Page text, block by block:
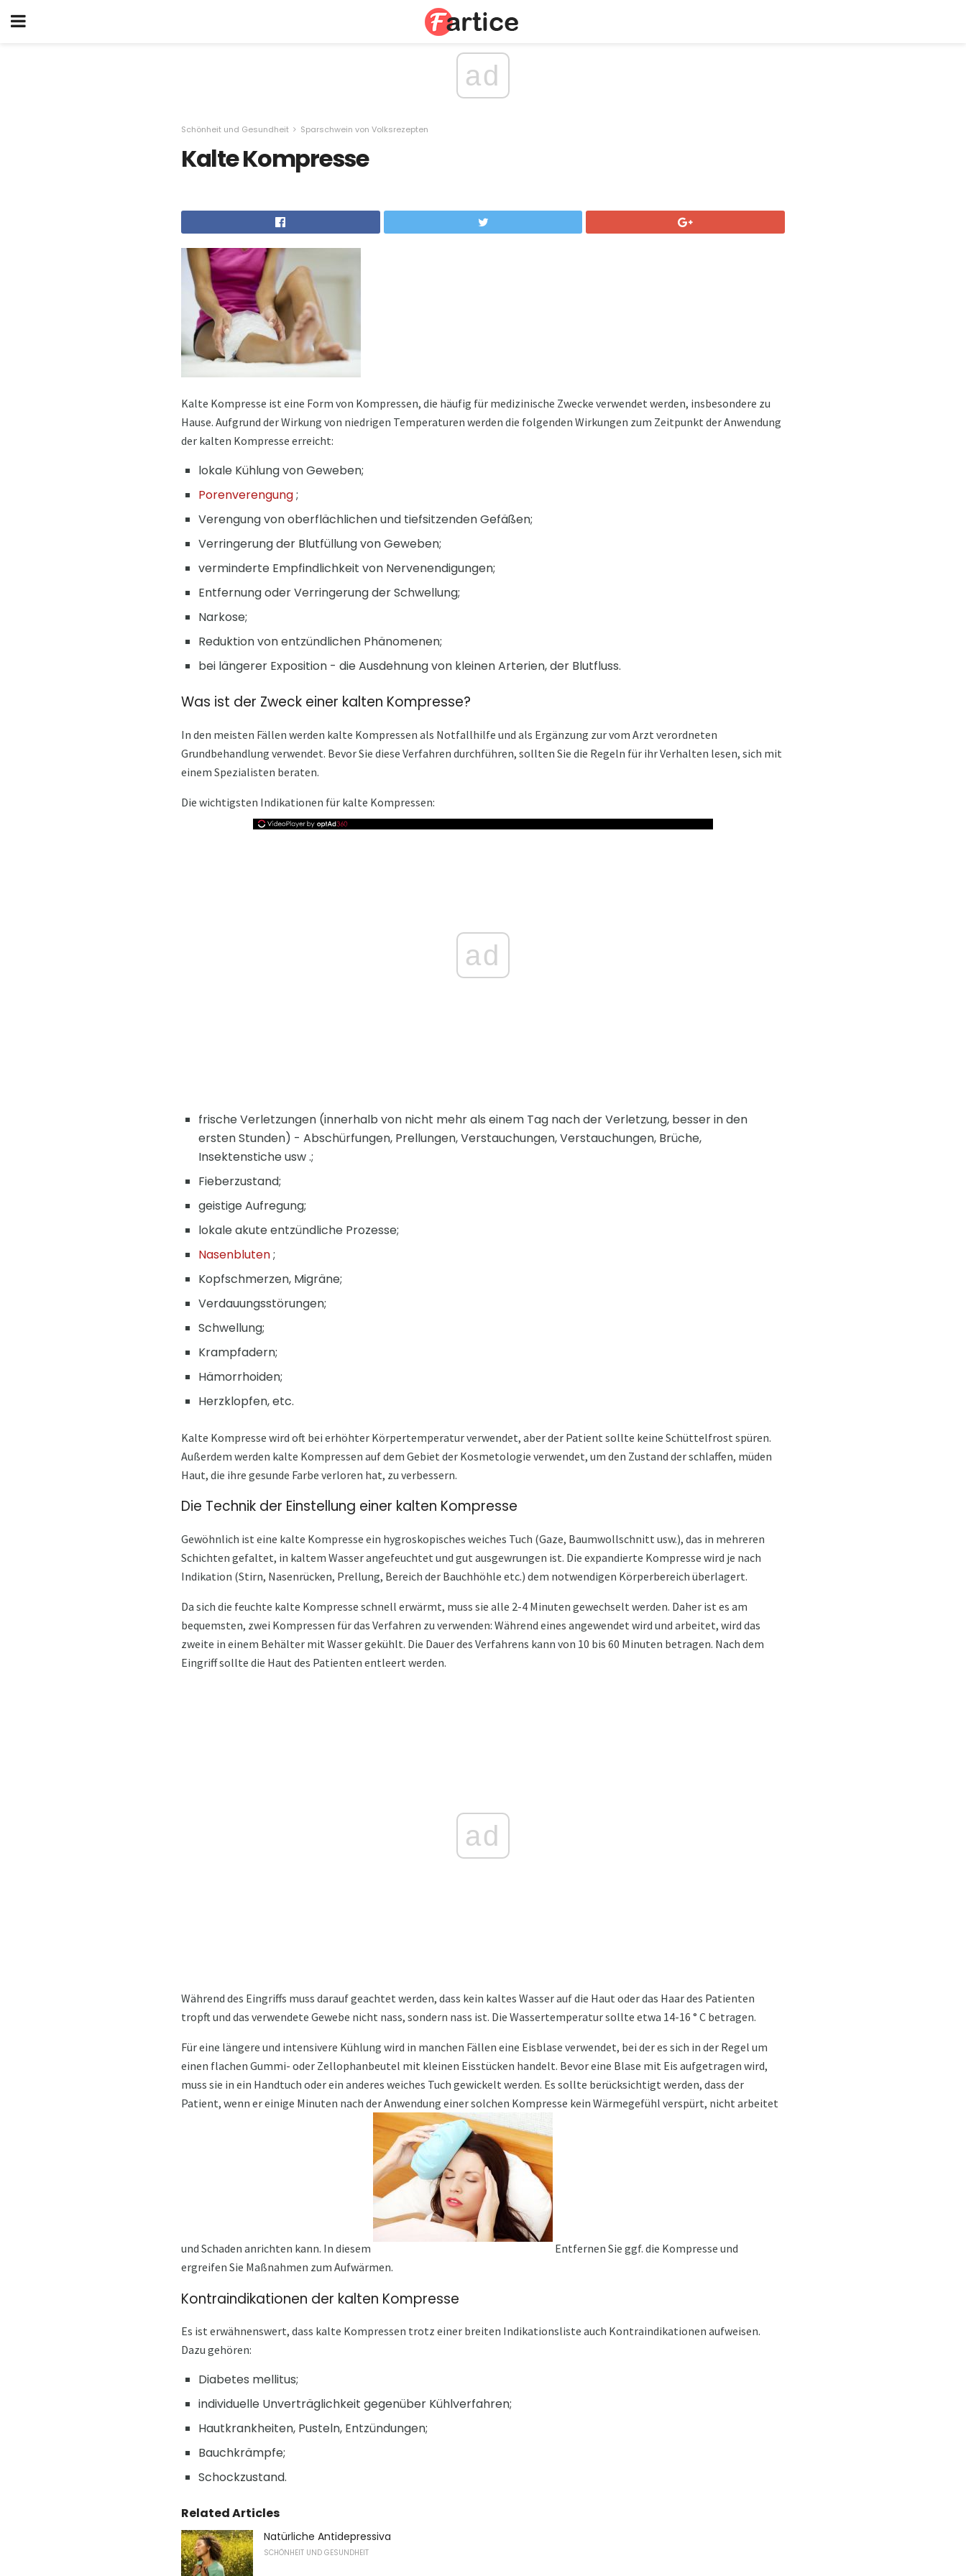
ad
Schönheit und Gesundheit Sparschwein von Volksrezepten
Kalte Kompresse
Kalte Kompresse ist eine Form von Kompressen, die häufig für medizinische Zwecke verwendet werden, insbesondere zu
Hause. Aufgrund der Wirkung von niedrigen Temperaturen werden die folgenden Wirkungen zum Zeitpunkt der Anwendung
der kalten Kompresse erreicht:
lokale Kühlung von Geweben;
Porenverengung;
Verengung von oberflächlichen und tiefsitzenden Gefäßen;
Verringerung der Blutfüllung von Geweben;
verminderte Empfindlichkeit von Nervenendigungen;
Entfernung oder Verringerung der Schwellung;
Narkose;
Reduktion von entzündlichen Phänomenen;
bei längerer Exposition - die Ausdehnung von kleinen Arterien, der Blutfluss.
Was ist der Zweck einer kalten Kompresse?
In den meisten Fällen werden kalte Kompressen als Notfallhilfe und als Ergänzung zur vom Arzt verordneten
Grundbehandlung verwendet. Bevor Sie diese Verfahren durchführen, sollten Sie die Regeln für ihr Verhalten lesen, sich mit
einem Spezialisten beraten.
Die wichtigsten Indikationen für kalte Kompressen:
ad
frische Verletzungen (innerhalb von nicht mehr als einem Tag nach der Verletzung, besser in den
ersten Stunden) - Abschürfungen, Prellungen, Verstauchungen, Verstauchungen, Brüche,
Insektenstiche usw .;
Fieberzustand;
geistige Aufregung;
lokale akute entzündliche Prozesse;
Nasenbluten;
Kopfschmerzen, Migräne;
Verdauungsstörungen;
Schwellung;
Krampfadern;
Hämorrhoiden;
Herzklopfen, etc.
Kalte Kompresse wird oft bei erhöhter Körpertemperatur verwendet, aber der Patient sollte keine Schüttelfrost spüren.
Außerdem werden kalte Kompressen auf dem Gebiet der Kosmetologie verwendet, um den Zustand der schlaffen, müden
Haut, die ihre gesunde Farbe verloren hat, zu verbessern.
Die Technik der Einstellung einer kalten Kompresse
Gewöhnlich ist eine kalte Kompresse ein hygroskopisches weiches Tuch (Gaze, Baumwollschnitt usw.), das in mehreren
Schichten gefaltet, in kaltem Wasser angefeuchtet und gut ausgewrungen ist. Die expandierte Kompresse wird je nach
Indikation (Stirn, Nasenrücken, Prellung, Bereich der Bauchhöhle etc.) dem notwendigen Körperbereich überlagert.
Da sich die feuchte kalte Kompresse schnell erwärmt, muss sie alle 2-4 Minuten gewechselt werden. Daher ist es am
bequemsten, zwei Kompressen für das Verfahren zu verwenden: Während eines angewendet wird und arbeitet, wird das
zweite in einem Behälter mit Wasser gekühlt. Die Dauer des Verfahrens kann von 10 bis 60 Minuten betragen. Nach dem
Eingriff sollte die Haut des Patienten entleert werden.
ad
Während des Eingriffs muss darauf geachtet werden, dass kein kaltes Wasser auf die Haut oder das Haar des Patienten
tropft und das verwendete Gewebe nicht nass, sondern nass ist. Die Wassertemperatur sollte etwa 14-16 ° C betragen.
Für eine längere und intensivere Kühlung wird in manchen Fällen eine Eisblase verwendet, bei der es sich in der Regel um
einen flachen Gummi- oder Zellophanbeutel mit kleinen Eisstücken handelt. Bevor eine Blase mit Eis aufgetragen wird,
muss sie in ein Handtuch oder ein anderes weiches Tuch gewickelt werden. Es sollte berücksichtigt werden, dass der
Patient, wenn er einige Minuten nach der Anwendung einer solchen Kompresse kein Wärmegefühl verspürt, nicht arbeitet
und Schaden anrichten kann. In diesem
Entfernen Sie ggf. die Kompresse und
ergreifen Sie Maßnahmen zum Aufwärmen.
Kontraindikationen der kalten Kompresse
Es ist erwähnenswert, dass kalte Kompressen trotz einer breiten Indikationsliste auch Kontraindikationen aufweisen.
Dazu gehören:
Diabetes mellitus;
individuelle Unverträglichkeit gegenüber Kühlverfahren;
Hautkrankheiten, Pusteln, Entzündungen;
Bauchkrämpfe;
Schockzustand.
Related Articles
Natürliche Antidepressiva
SCHÖNHEIT UND GESUNDHEIT